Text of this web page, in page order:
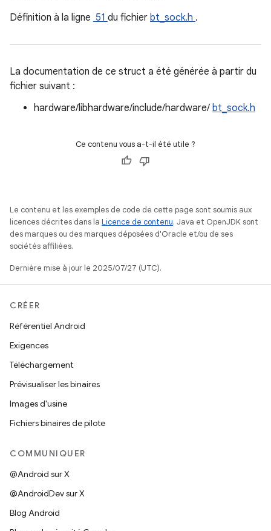
Définition à la ligne 51 du fichier bt_sock.h .
La documentation de ce struct a été générée à partir du
fichier suivant :
hardware/libhardware/include/hardware/ bt_sock.h
Ce contenu vous a-t-il été utile ?
Le contenu et les exemples de code de cette page sont soumis aux
licences décrites dans la Licence de contenu. Java et OpenJDK sont
des marques ou des marques déposées d'Oracle et/ou de ses
sociétés affiliées.
Dernière mise à jour le 2025/07/27 (UTC).
CRÉER
Référentiel Android
Exigences
Téléchargement
Prévisualiser les binaires
Images d'usine
Fichiers binaires de pilote
COMMUNIQUER
@Android sur X
@AndroidDev sur X
Blog Android